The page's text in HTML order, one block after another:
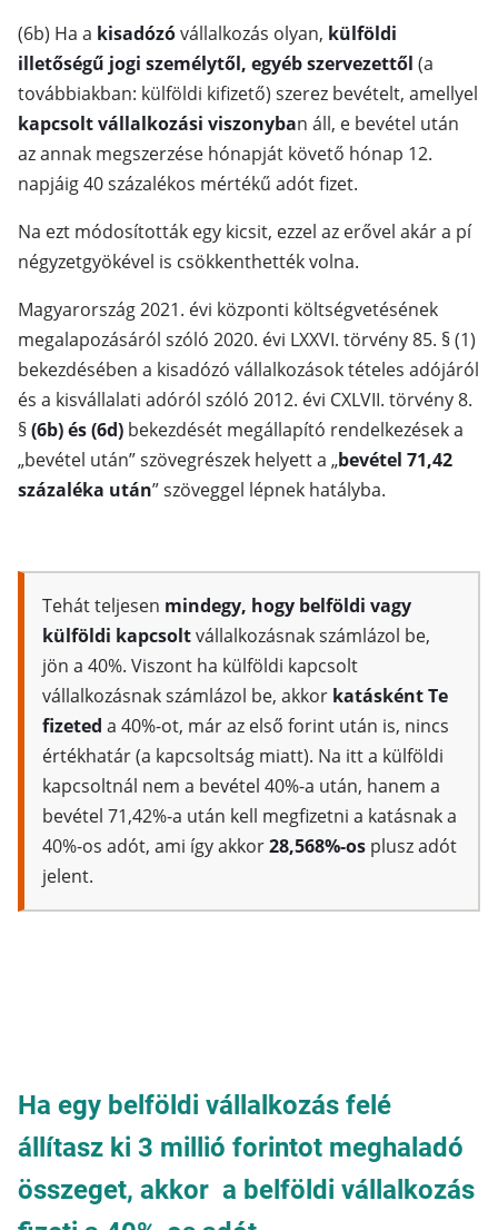
(6b) Ha a kisadózóvállalkozás olyan, külföldi
illetőségű jogi személytől, egyéb szervezettől (a
továbbiakban: külföldi kifizető) szerez bevételt, amellyel
kapcsolt vállalkozási viszonyban áll, e bevétel után
az annak megszerzése hónapját követő hónap 12.
napjáig 40 százalékos mértékű adót fizet.
Na ezt módosították egy kicsit, ezzel az erővel akár a pí
négyzetgyökével is csökkenthették volna.
Magyarország 2021. évi központi költségvetésének
megalapozásáról szóló 2020. évi LXXVI. törvény 85. § (1)
bekezdésében a kisadózó vállalkozások tételes adójáról
és a kisvállalati adóról szóló 2012. évi CXLVII. törvény 8.
§(6b) és (6d) bekezdését megállapító rendelkezések a
„bevétel után” szövegrészek helyett a „bevétel 71,42
százaléka után” szöveggel lépnek hatályba.
Tehát teljesen mindegy, hogy belföldi vagy
külföldi kapcsoltvállalkozásnak számlázol be,
jön a 40%. Viszont ha külföldi kapcsolt
vállalkozásnak számlázol be, akkor katásként Te
fizeted a 40%-ot, már az első forint után is, nincs
értékhatár (a kapcsoltság miatt). Na itt a külföldi
kapcsoltnál nem a bevétel 40%-a után, hanem a
bevétel 71,42%-a után kell megfizetni a katásnak a
40%-os adót, ami így akkor28,568%-os plusz adót
jelent.
Ha egy belföldi vállalkozás felé
állítasz ki 3 millió forintot meghaladó
összeget, akkor a belföldi vállalkozás